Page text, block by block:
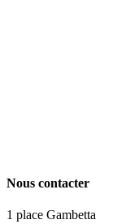
Nous contacter
1 place Gambetta